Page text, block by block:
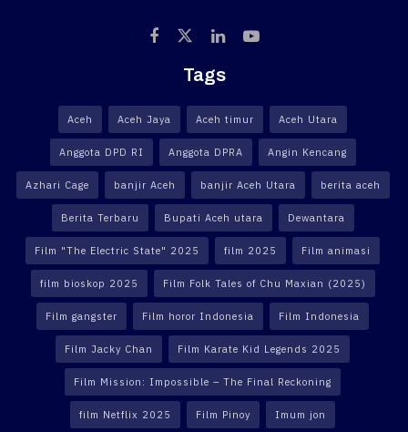
Tags
Aceh Aceh Jaya Aceh timur Aceh Utara
Anggota DPD RI Anggota DPRA Angin Kencang
Azhari Cage banjir Aceh banjir Aceh Utara berita aceh
Berita Terbaru Bupati Aceh utara Dewantara
Film "The Electric State" 2025 film 2025 Film animasi
film bioskop 2025 Film Folk Tales of Chu Maxian (2025)
Film gangster Film horor Indonesia Film Indonesia
Film Jacky Chan Film Karate Kid Legends 2025
Film Mission: Impossible – The Final Reckoning
film Netflix 2025 Film Pinoy Imum jon